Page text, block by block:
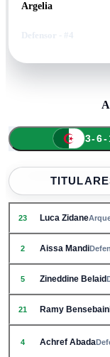
Argelia
Defensor - #4
3-6-↑
23 Luca Zidane
2 Aissa Mandi
5 Zineddine Belaid
21 Ramy
4 Achref Abada